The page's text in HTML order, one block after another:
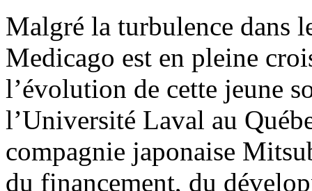
Malgré la turbulence dans
Medicago est en pleine
l’évolution de cette jeune
l’Université Laval au
compagnie japonaise
du financement, du